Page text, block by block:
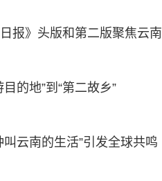
日报》头版和第二版聚焦云南
目的地”到“第二故乡”
叫云南的生活”引发全球共鸣